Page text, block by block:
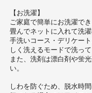
【お洗濯】
ご家庭で簡単にお洗濯でき
畳んでネットに入れて洗濯
手洗いコース・デリケー
しく洗えるモードで洗って
また、洗剤は漂白剤や蛍
い。
しわを防ぐため、脱水時